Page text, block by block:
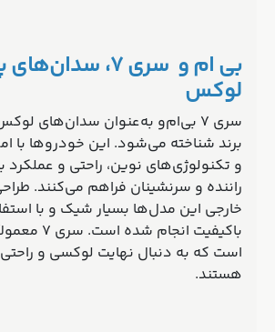
بی ام و سری 7،
لوکس
سری 7 بی‌ام‌و به‌عنوان سدان‌های
برند شناخته می‌شود. این خودروها با
و تکنولوژی‌های نوین، راحتی و عملکرد
راننده و سرنشینان فراهم می‌کنند.
خارجی این مدل‌ها بسیار شیک و با
باکیفیت
است که به دنبال نهایت لوکسی و
هستند.